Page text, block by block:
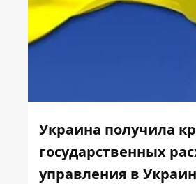
Украина получила
государственных
управления в